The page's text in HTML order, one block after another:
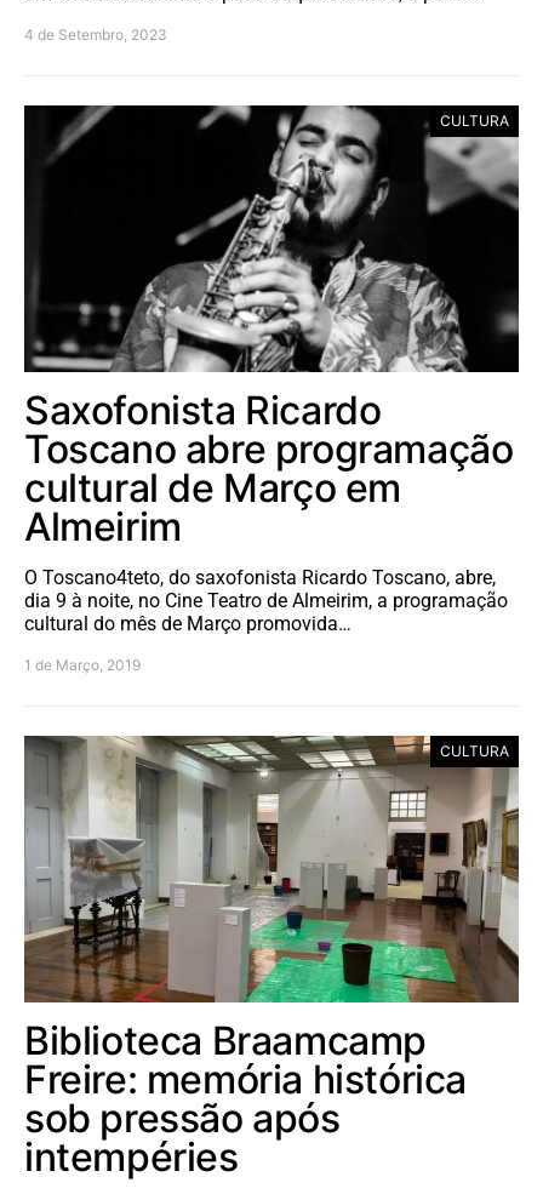
4 de Setembro, 2023
CULTURA
Saxofonista Ricardo
Toscano abre programação
cultural de Março em
Almeirim
O Toscano4teto, do saxofonista Ricardo Toscano, abre,
dia 9 à noite, no Cine Teatro de Almeirim, a programação
cultural do mês de Março promovida…
1 de Março, 2019
CULTURA
Biblioteca Braamcamp
Freire: memória histórica
sob pressão após
intempéries